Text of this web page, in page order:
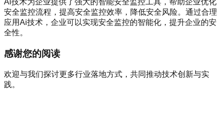
Ai技术为企业提供了强大的智能安全监控工具，帮助企业优化
安全监控流程，提高安全监控效率，降低安全风险。通过合理
应用Ai技术，企业可以实现安全监控的智能化，提升企业的安
全性。
感谢您的阅读
欢迎与我们探讨更多行业落地方式，共同推动技术创新与实
践。